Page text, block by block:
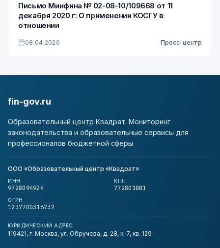
Письмо Минфина № 02-08-10/109668 от 11
декабря 2020 г: О применении КОСГУ в
отношении
08.04.2026 Пресс-центр
fin-gov.ru
Образовательный центр Квадрат. Мониторинг
законодательства и образовательные сервисы для
профессионалов бюджетной сферы
ООО «Образовательный центр «Квадрат»
ИНН
9728094924
КПП
772801001
ОГРН
1237700316732
ЮРИДИЧЕСКИЙ АДРЕС
119421, г. Москва, ул. Обручева, д. 28, к. 7, кв. 129